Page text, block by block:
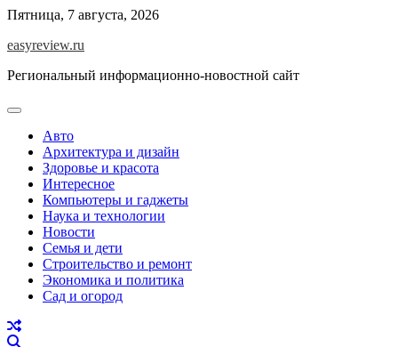
Перейти
содержимому
Пятница, 7 августа, 2026
easyreview.ru
Региональный информационно-новостной сайт
Авто
Архитектура и дизайн
Здоровье и красота
Интересное
Компьютеры и гаджеты
Наука и технологии
Новости
Семья и дети
Строительство и ремонт
Экономика и политика
Сад и огород